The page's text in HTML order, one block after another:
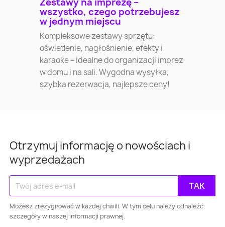
wszystko, czego potrzebujesz
w jednym miejscu
Kompleksowe zestawy sprzętu:
oświetlenie, nagłośnienie, efekty i
karaoke – idealne do organizacji imprez
w domu i na sali. Wygodna wysyłka,
szybka rezerwacja, najlepsze ceny!
Otrzymuj informację o nowościach i
wyprzedażach
Możesz zrezygnować w każdej chwili. W tym celu należy odnaleźć
szczegóły w naszej informacji prawnej.